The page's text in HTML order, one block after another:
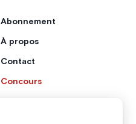
Abonnement
À propos
Contact
Concours